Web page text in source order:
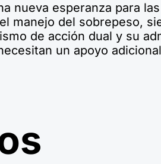
nueva esperanza para
manejo del sobrepeso,
de acción dual y su
un apoyo